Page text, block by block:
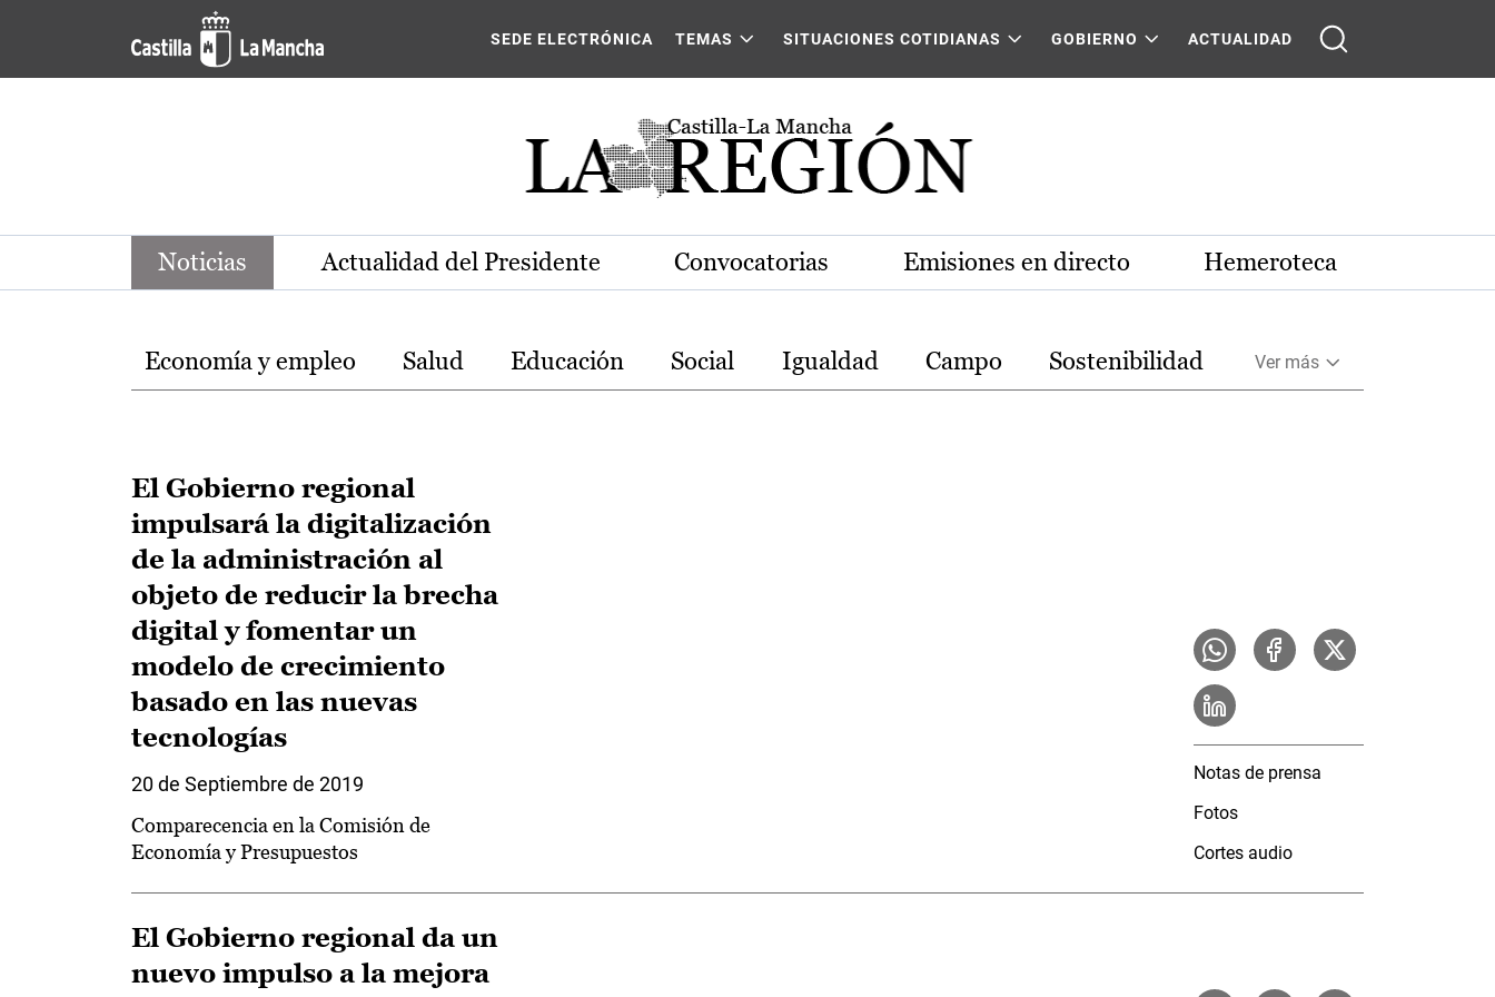
Pasar al contenido principal
Noticias de la región de Castilla-La Mancha
SEDE ELECTRÓNICA TEMAS SITUACIONES COTIDIANAS GOBIERNO ACTUALIDAD
Noticias Actualidad del Presidente Convocatorias Emisiones en directo Hemeroteca
Temas
Economía y empleo Salud Educación Social Igualdad Campo Sostenibilidad Ver más
El Gobierno regional
impulsará la digitalización
de la administración al
objeto de reducir la brecha
digital y fomentar un
modelo de crecimiento
basado en las nuevas
tecnologías
20 de Septiembre de 2019
Comparecencia en la Comisión de
Economía y Presupuestos
Notas de prensa
Fotos
Cortes audio
El Gobierno regional da un
nuevo impulso a la mejora